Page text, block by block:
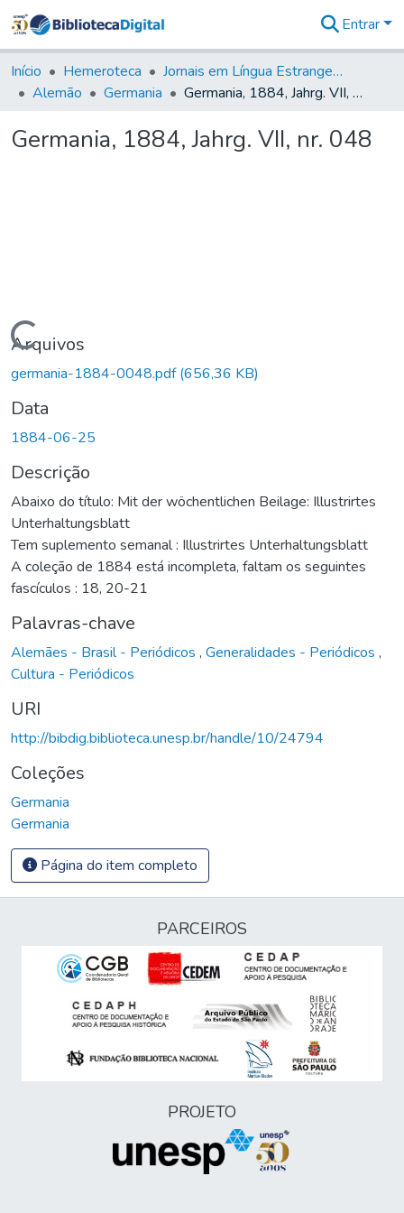
&
Coleções
Tudo na
Digital
Entrar
Início Hemeroteca
Jornais em Língua Estrangeira
Alemão
Germania Germania, 1884, Jahrg. VII, nr. 048
Germania, 1884, Jahrg. VII, nr. 048
Carregando...
Arquivos
germania-1884-0048.pdf(656,36 KB)
Data
1884-06-25
Descrição
Abaixo do título: Mit der wöchentlichen Beilage: Illustrirtes
Unterhaltungsblatt
Tem suplemento semanal : Illustrirtes Unterhaltungsblatt
A coleção de 1884 está incompleta, faltam os seguintes
fascículos : 18, 20-21
Palavras-chave
Alemães - Brasil - Periódicos , Generalidades - Periódicos ,
Cultura - Periódicos
URI
http://bibdig.biblioteca.unesp.br/handle/10/24794
Coleções
Germania
Germania
Página do item completo
PARCEIROS
PROJETO